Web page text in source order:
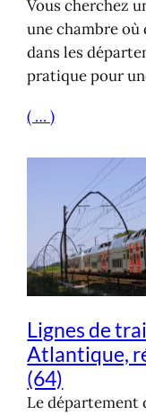
Vous cherchez
une chambre
dans les
pratique pour
( … )
Lignes de
Atlantique,
(64)
Le département